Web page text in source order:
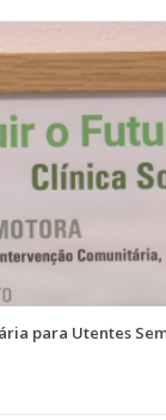
para Utentes